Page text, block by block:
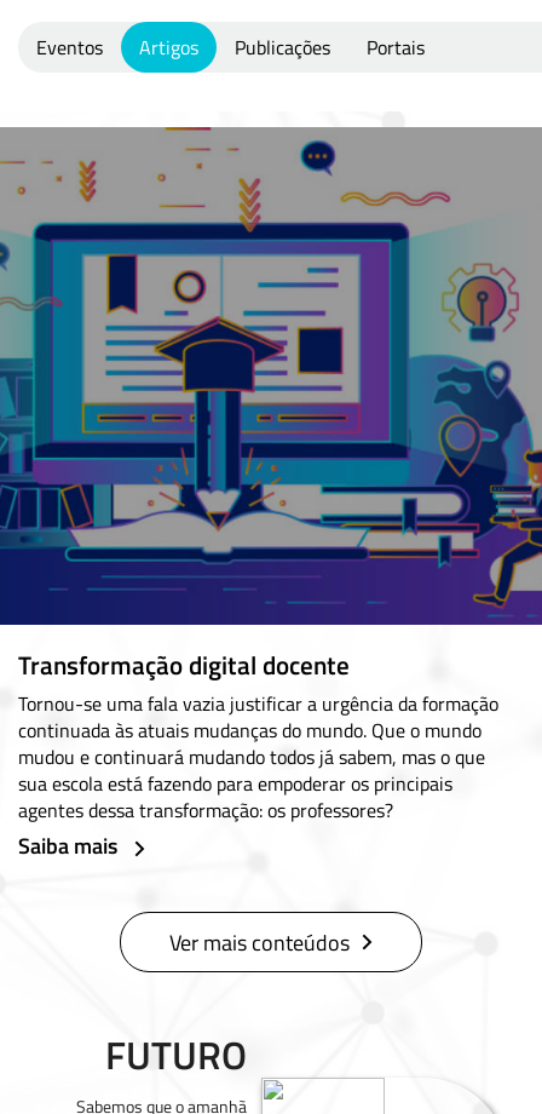
Eventos Artigos Publicações Portais
Transformação digital docente
Tornou-se uma fala vazia justificar a urgência da formação
continuada às atuais mudanças do mundo. Que o mundo
mudou e continuará mudando todos já sabem, mas o que
sua escola está fazendo para empoderar os principais
agentes dessa transformação: os professores?
Saiba mais
Ver mais conteúdos
FUTURO
Sabemos que o amanhã